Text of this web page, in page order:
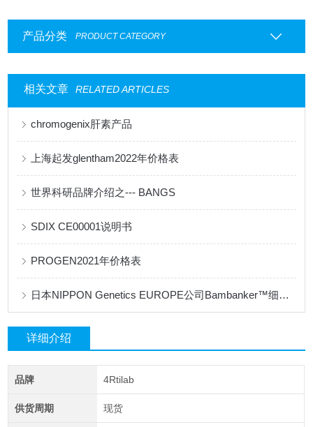
产品分类 PRODUCT CATEGORY
相关文章 RELATED ARTICLES
chromogenix肝素产品
上海起发glentham2022年价格表
世界科研品牌介绍之--- BANGS
SDIX CE00001说明书
PROGEN2021年价格表
日本NIPPON Genetics EUROPE公司Bambanker™细胞冻存液产品手册
详细介绍
品牌 4Rtilab
供货周期 现货